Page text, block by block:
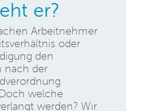
er?
Arbeitnehmer
oder
den
nach der
welche
werden? Wir